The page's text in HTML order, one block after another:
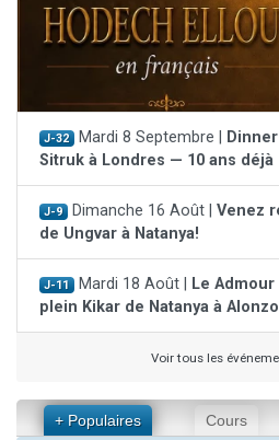
J-32 Mardi 8 Septembre |
Sitruk à Londres — 10 ans déjà
J-9 Dimanche 16 Août | Venez
de Ungvar à Natanya!
J-11 Mardi 18 Août |
Le
plein Kikar de Natanya à
Voir tous les
+ Populaires Cours